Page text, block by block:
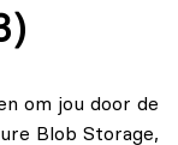
om jou door de
Blob Storage,